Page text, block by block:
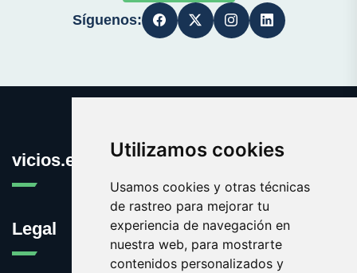
Utilizamos cookies
Usamos cookies y otras técnicas
de rastreo para mejorar tu
experiencia de navegación en
nuestra web, para mostrarte
contenidos personalizados y
Síguenos:
vicios.es
Legal